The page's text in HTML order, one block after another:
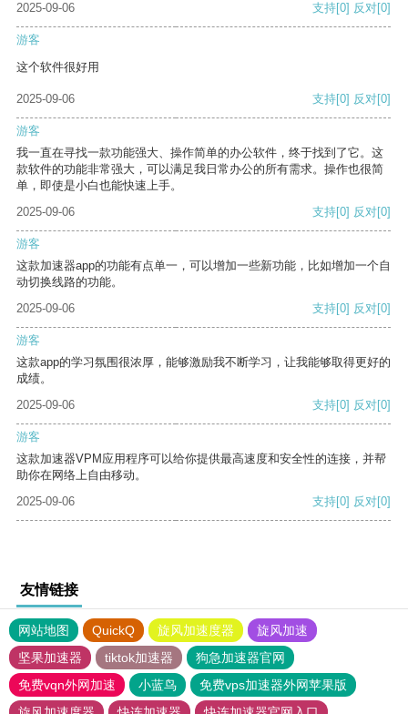
2025-09-06 支持[0] 反对[0]
游客
这个软件很好用
2025-09-06 支持[0] 反对[0]
游客
我一直在寻找一款功能强大、操作简单的办公软件，终于找到了它。这
款软件的功能非常强大，可以满足我日常办公的所有需求。操作也很简
单，即使是小白也能快速上手。
2025-09-06
支持[0] 反对[0]
游客
这款加速器app的功能有点单一，可以增加一些新功能，比如增加一个自
动切换线路的功能。
2025-09-06
支持[0] 反对[0]
游客
这款app的学习氛围很浓厚，能够激励我不断学习，让我能够取得更好的
成绩。
2025-09-06
支持[0] 反对[0]
游客
这款加速器VPM应用程序可以给你提供最高速度和安全性的连接，并帮
助你在网络上自由移动。
2025-09-06
支持[0] 反对[0]
友情链接
网站地图 QuickQ 旋风加速度器
旋风加速
坚果加速器
tiktok加速器
狗急加速器官网
免费vqn外网加速
小蓝鸟
免费vps加速器外网苹果版